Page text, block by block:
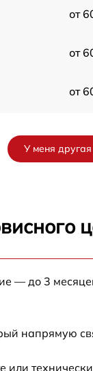
от
от
от
от
У меня
— до 3
напрямую